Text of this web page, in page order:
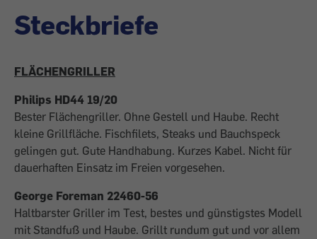
Steckbriefe
FLÄCHENGRILLER
Philips HD44 19/20
Bester Flächengriller. Ohne Gestell und Haube. Recht
kleine Grillfläche. Fischfilets, Steaks und Bauchspeck
gelingen gut. Gute Handhabung. Kurzes Kabel. Nicht für
dauerhaften Einsatz im Freien vorgesehen.
George Foreman 22460-56
Haltbarster Griller im Test, bestes und günstigstes Modell
mit Standfuß und Haube. Grillt rundum gut und vor allem